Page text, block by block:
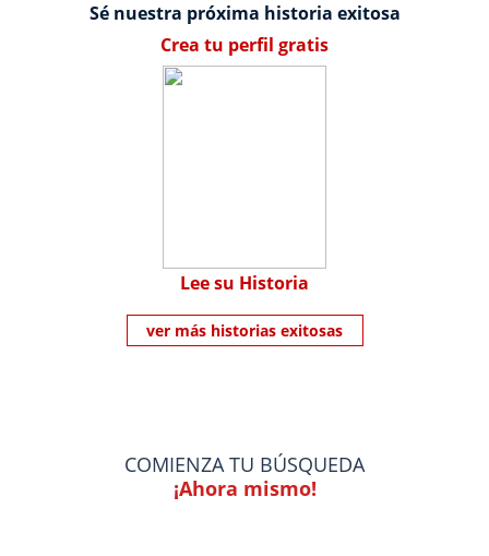
Sé nuestra próxima historia exitosa
Crea tu perfil gratis
Lee su Historia
ver más historias exitosas
COMIENZA TU BÚSQUEDA
¡Ahora mismo!